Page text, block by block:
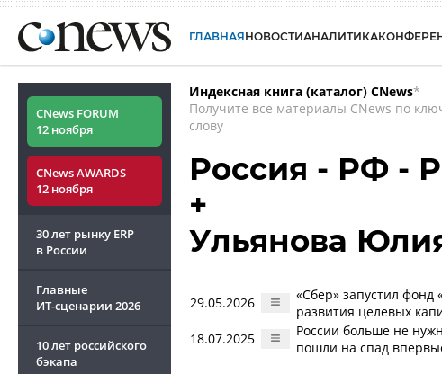
ГЛАВНАЯНОВОСТИАНАЛИТИКА
CNews FORUM
12 ноября
CNews AWARDS
12 ноября
30 лет рынку ERP
в России
Главные
ИТ-сценарии 2026
10 лет российского
бэкапа
Индексная книга (каталог) CNews*
Получите все материалы CNews по
слову
Россия - РФ -
+
Ульянова
29.05.2026
«Сбер» запустил фонд
развития целевых
18.07.2025
России больше не
пошли на спад